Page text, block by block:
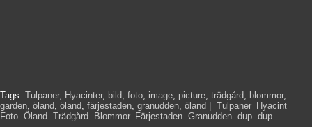
Tags: Tulpaner, Hyacinter, bild, foto, image, picture, trädgård, blommor,
garden, öland, öland, färjestaden, granudden, öland Tulpaner, Hyacint
Foto Öland Trädgård Blommor, Färjestaden Granudden dup dup